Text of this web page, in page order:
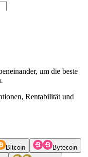
um die beste
Rentabilität und
Bitcoin
Bytecoin